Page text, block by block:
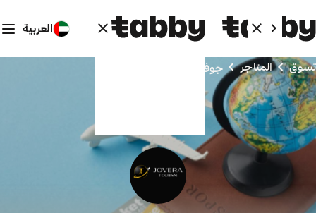
العربية
تسوق المتاجر جوفيرا للسياحة